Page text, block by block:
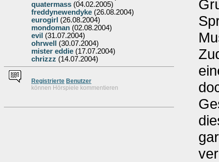
quatermass (04.02.2005)
freddynewendyke (26.08.2004)
eurogirl (26.08.2004)
mondoman (02.08.2004)
evil (31.07.2004)
ohrwell
(30.07.2004)
mister eddie (17.07.2004)
chrizzz (14.07.2004)
Registrierte Benutzer
können Hörspiele kommentieren